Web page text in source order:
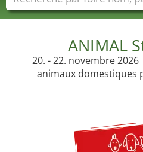
ANIMAL
20. - 22. novembre
animaux domestiques
Foire noms Pays